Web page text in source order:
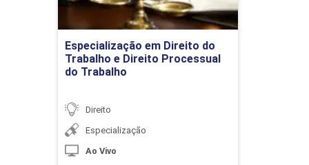
10h
Direito das Sucessões
O Fenômeno Sucessório
Especialização em Direito do
Trabalho e Direito Processual
do Trabalho
Direito
Especialização
Ao Vivo